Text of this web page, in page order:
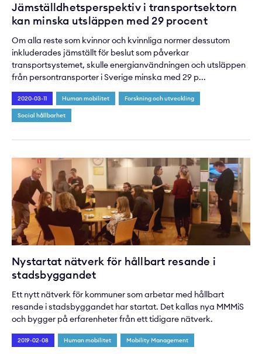
Jämställdhetsperspektiv i transportsektorn
kan minska utsläppen med 29 procent
Om alla reste som kvinnor och kvinnliga normer dessutom
inkluderades jämställt för beslut som påverkar
transportsystemet, skulle energianvändningen och utsläppen
från persontransporter i Sverige minska med 29 p...
2020-03-11 Human mobilitet Forskning och utveckling
Social hållbarhet
Nystartat nätverk för hållbart resande i
stadsbyggandet
Ett nytt nätverk för kommuner som arbetar med hållbart
resande i stadsbyggandet har startat. Det kallas nya MMMiS
och bygger på erfarenheter från ett tidigare nätverk.
2019-02-08 Human mobilitet Mobility Management